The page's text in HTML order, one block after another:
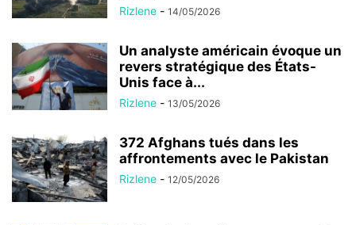
Rizlene - 14/05/2026
Un analyste américain évoque un
revers stratégique des États-
Unis face à...
Rizlene - 13/05/2026
372 Afghans tués dans les
affrontements avec le Pakistan
Rizlene - 12/05/2026